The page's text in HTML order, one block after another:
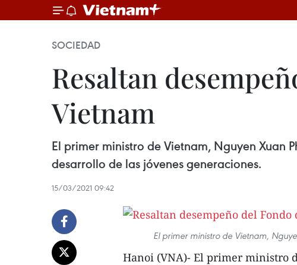
SOCIEDAD
Resaltan
Vietnam
El primer ministro de Vietnam, Nguyen Xuan
desarrollo de las jóvenes generaciones.
15/03/2021 09:42
El primer ministro de Vietnam,
Hanoi (VNA)- El primer ministro